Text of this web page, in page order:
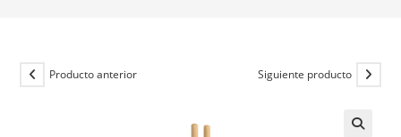
Producto anterior Siguiente producto